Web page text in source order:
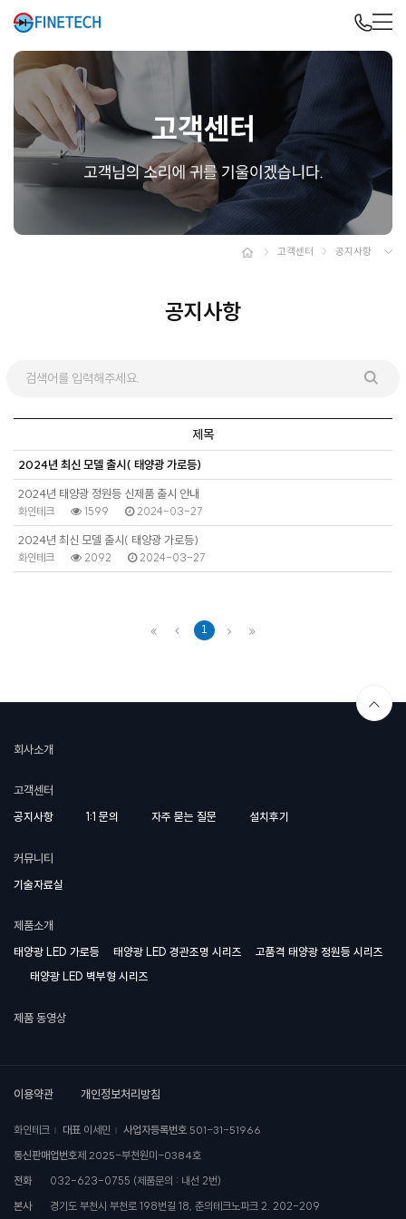
고객센터 공지사항
공지사항
제목
2024년 최신 모델 출시( 태양광 가로등)
2024년 태양광 정원등 신제품 출시 안내
화인테크 1599 2024-03-27
2024년 최신 모델 출시( 태양광 가로등)
화인테크 2092 2024-03-27
1
회사소개
고객센터
공지사항 1:1 문의 자주 묻는 질문 설치후기
커뮤니티
기술자료실
제품소개
태양광 LED 가로등 태양광 LED 경관조명 시리즈
고품격 태양광 정원등 시리즈
태양광 LED 벽부형 시리즈
제품 동영상
이용약관 개인정보처리방침
화인테크 대표 이세민 사업자등록번호 501-31-51966
통신판매업번호제 2025-부천원미-0384호
전화
032-623-0755 (제품문의 : 내선 2번)
본사
경기도 부천시 부천로 198번길 18, 춘의테크노파크 2. 202-209